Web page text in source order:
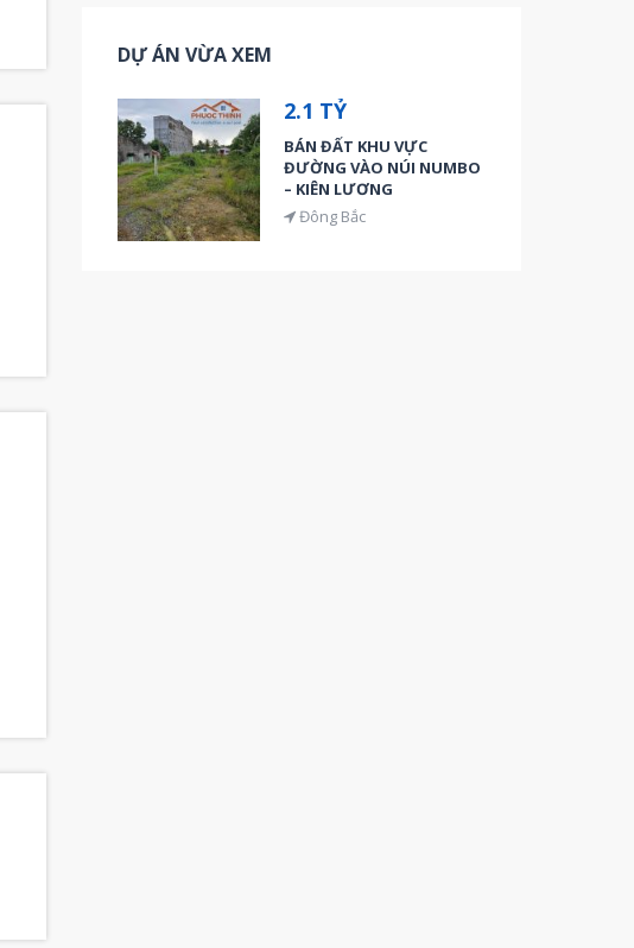
DỰ ÁN VỪA XEM
2.1 TỶ
BÁN ĐẤT KHU VỰC
ĐƯỜNG VÀO NÚI NUMBO
– KIÊN LƯƠNG
Đông Bắc